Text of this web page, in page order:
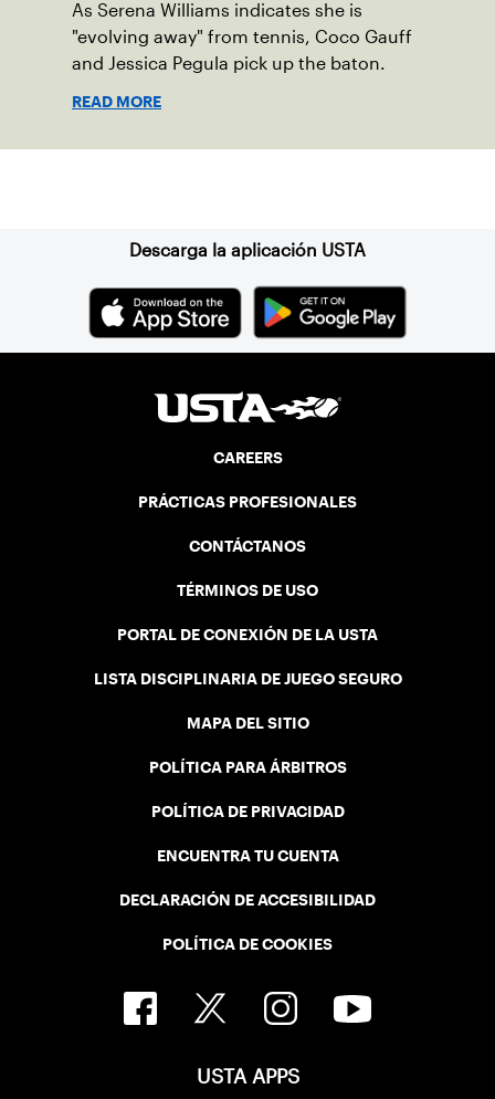
As Serena Williams indicates she is
"evolving away" from tennis, Coco Gauff
and Jessica Pegula pick up the baton.
READ MORE
Descarga la aplicación USTA
CAREERS
PRÁCTICAS PROFESIONALES
CONTÁCTANOS
TÉRMINOS DE USO
PORTAL DE CONEXIÓN DE LA USTA
LISTA DISCIPLINARIA DE JUEGO SEGURO
MAPA DEL SITIO
POLÍTICA PARA ÁRBITROS
POLÍTICA DE PRIVACIDAD
ENCUENTRA TU CUENTA
DECLARACIÓN DE ACCESIBILIDAD
POLÍTICA DE COOKIES
USTA APPS